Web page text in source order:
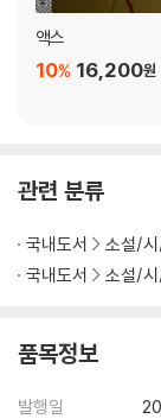
액스
16,200원
10%
관련 분류
국내도서 소설/
국내도서
소설/
품목정보
발행일